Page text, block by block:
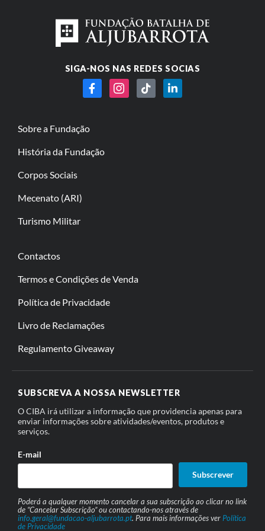
SIGA-NOS NAS REDES SOCIAS
Sobre a Fundação
História da Fundação
Corpos Sociais
Mecenato (ARI)
Turismo Militar
Contactos
Termos e Condições de Venda
Política de Privacidade
Livro de Reclamações
Regulamento Giveaway
SUBSCREVA A NOSSA NEWSLETTER
O CIBA irá utilizar a informação que providencia apenas para
enviar informações sobre atividades/eventos, produtos e
serviços.
E-mail
Subscrever
Poderá a qualquer momento cancelar a sua subscrição ao clicar no link
de “Cancelar Subscrição” ou contactando-nos através de
info.geral@fundacao-aljubarrota.pt. Para mais informações verPolítica
de Privacidade